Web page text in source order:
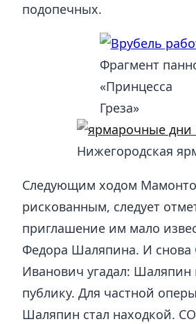
подопечных.
Фрагмент
«Принцесса
Греза»
Нижегородская
Следующим ходом
рискованным, следует
приглашение им мало
Федора Шаляпина. И снова
Иванович угадал: Шаляпин
публику. Для частной
Шаляпин стал находкой.